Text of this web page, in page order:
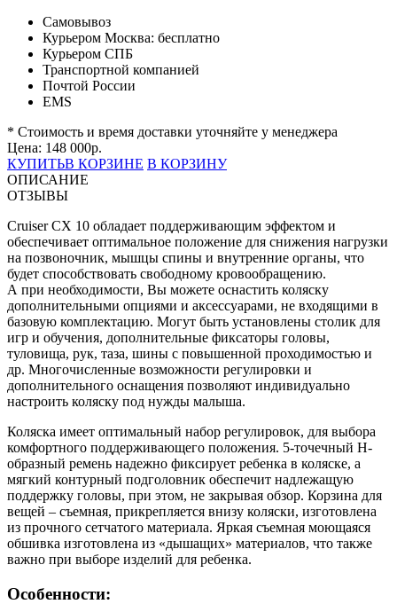
Самовывоз
Курьером Москва: бесплатно
Курьером СПБ
Транспортной компанией
Почтой России
EMS
* Стоимость и время доставки уточняйте у менеджера
Цена: 148 000р.
КУПИТЬВ КОРЗИНЕ В КОРЗИНУ
ОПИСАНИЕ
ОТЗЫВЫ
Cruiser CX 10 обладает поддерживающим эффектом и
обеспечивает оптимальное положение для снижения нагрузки
на позвоночник, мышцы спины и внутренние органы, что
будет способствовать свободному кровообращению.
А при необходимости, Вы можете оснастить коляску
дополнительными опциями и аксессуарами, не входящими в
базовую комплектацию. Могут быть установлены столик для
игр и обучения, дополнительные фиксаторы головы,
туловища, рук, таза, шины с повышенной проходимостью и
др. Многочисленные возможности регулировки и
дополнительного оснащения позволяют индивидуально
настроить коляску под нужды малыша.
Коляска имеет оптимальный набор регулировок, для выбора
комфортного поддерживающего положения. 5-точечный Н-
образный ремень надежно фиксирует ребенка в коляске, а
мягкий контурный подголовник обеспечит надлежащую
поддержку головы, при этом, не закрывая обзор. Корзина для
вещей – съемная, прикрепляется внизу коляски, изготовлена
из прочного сетчатого материала. Яркая съемная моющаяся
обшивка изготовлена из «дышащих» материалов, что также
важно при выборе изделий для ребенка.
Особенности: